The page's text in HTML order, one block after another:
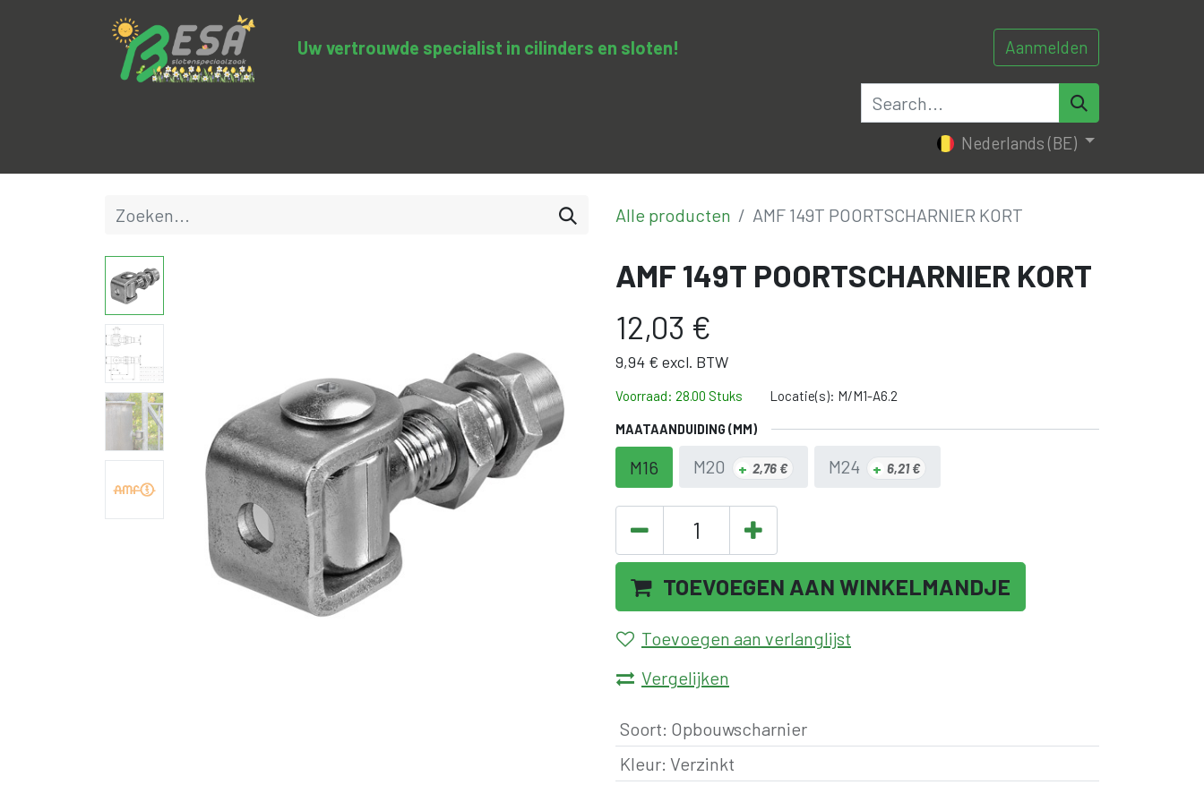
Uw vertrouwde specialist in cilinders en sloten​! Aanmelden
0
Nederlands (BE)
Alle producten AMF 149T POORTSCHARNIER KORT
AMF 149T POORTSCHARNIER KORT
12,03 €
9,94 € excl. BTW
Voorraad: 28.00 Stuks Locatie(s): M/M1-A6.2
MAATAANDUIDING (MM)
M16 M20 + 2,76 € M24 + 6,21€
TOEVOEGEN AAN WINKELMANDJE
Toevoegen aan verlanglijst
Vergelijken
Soort: Opbouwscharnier
Kleur: Verzinkt